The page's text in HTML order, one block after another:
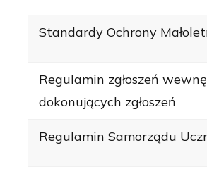
Standardy Ochrony
Regulamin zgłoszeń
dokonujących zgłoszeń
Regulamin Samorządu